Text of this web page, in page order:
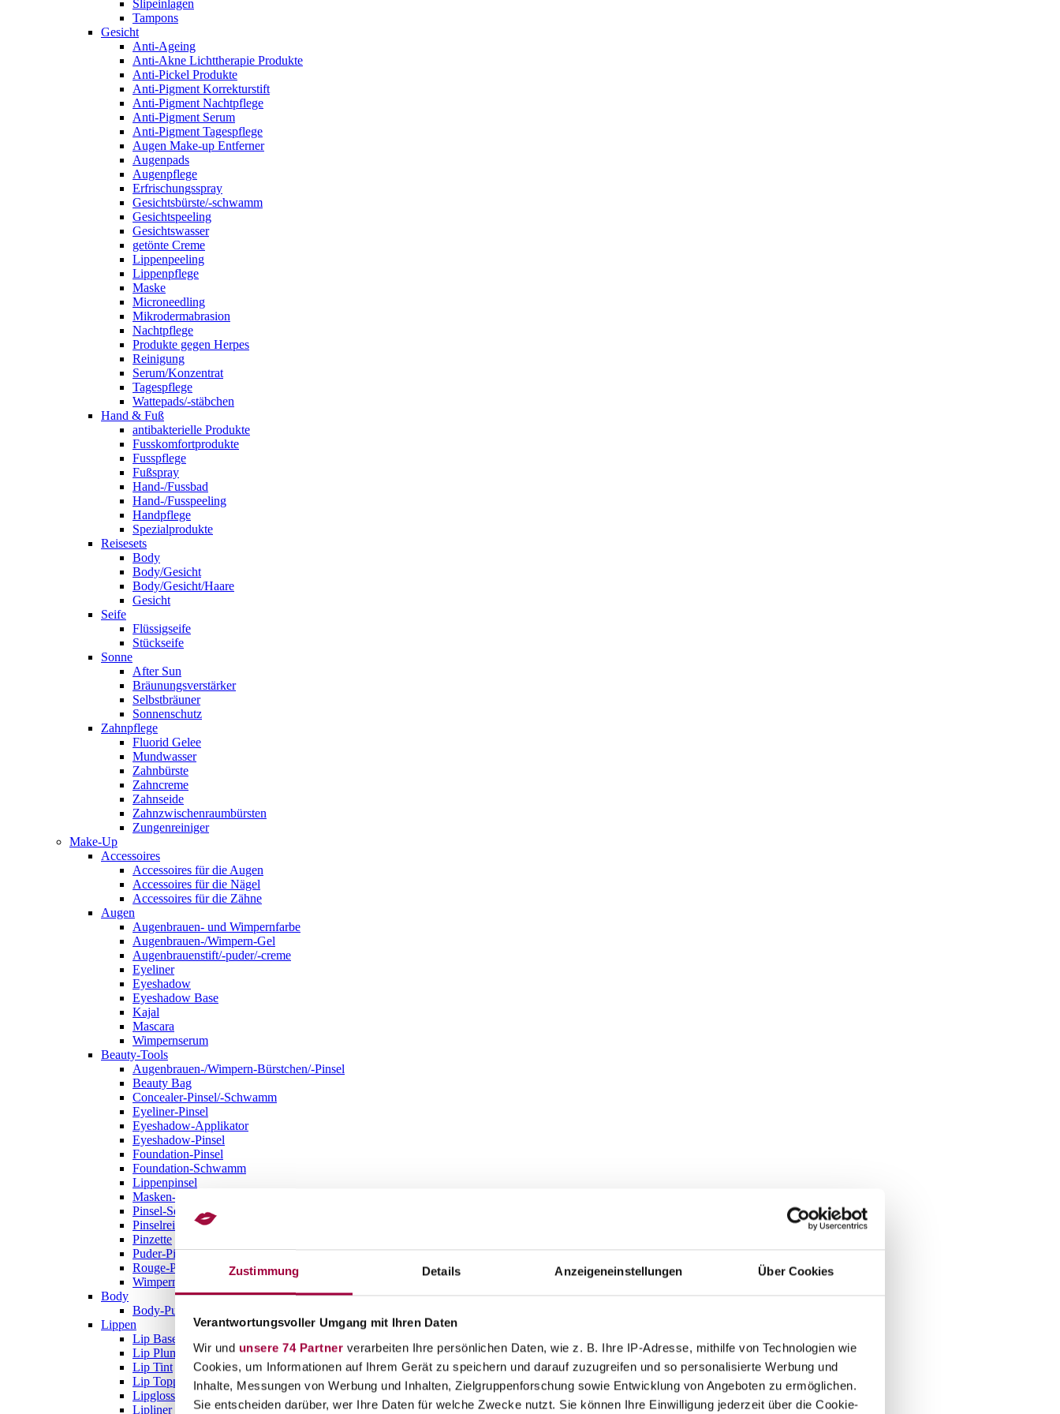
Zustimmung Details Anzeigeneinstellungen Über Cookies
Verantwortungsvoller Umgang mit Ihren Daten
Wir und unsere 74 Partner verarbeiten Ihre persönlichen Daten, wie z. B. Ihre IP-Adresse, mithilfe von Technologien wie
Cookies, um Informationen auf Ihrem Gerät zu speichern und darauf zuzugreifen und so personalisierte Werbung und
Inhalte, Messungen von Werbung und Inhalten, Zielgruppenforschung sowie Entwicklung von Angeboten zu ermöglichen.
Sie entscheiden darüber, wer Ihre Daten für welche Zwecke nutzt. Sie können Ihre Einwilligung jederzeit über die Cookie-
Slipeinlagen
Tampons
Gesicht
Anti-Ageing
Anti-Akne Lichttherapie Produkte
Anti-Pickel Produkte
Anti-Pigment Korrekturstift
Anti-Pigment Nachtpflege
Anti-Pigment Serum
Anti-Pigment Tagespflege
Augen Make-up Entferner
Augenpads
Augenpflege
Erfrischungsspray
Gesichtsbürste/-schwamm
Gesichtspeeling
Gesichtswasser
getönte Creme
Lippenpeeling
Lippenpflege
Maske
Microneedling
Mikrodermabrasion
Nachtpflege
Produkte gegen Herpes
Reinigung
Serum/Konzentrat
Tagespflege
Wattepads/-stäbchen
Hand & Fuß
antibakterielle Produkte
Fusskomfortprodukte
Fusspflege
Fußspray
Hand-/Fussbad
Hand-/Fusspeeling
Handpflege
Spezialprodukte
Reisesets
Body
Body/Gesicht
Body/Gesicht/Haare
Gesicht
Seife
Flüssigseife
Stückseife
Sonne
After Sun
Bräunungsverstärker
Selbstbräuner
Sonnenschutz
Zahnpflege
Fluorid Gelee
Mundwasser
Zahnbürste
Zahncreme
Zahnseide
Zahnzwischenraumbürsten
Zungenreiniger
Make-Up
Accessoires
Accessoires für die Augen
Accessoires für die Nägel
Accessoires für die Zähne
Augen
Augenbrauen- und Wimpernfarbe
Augenbrauen-/Wimpern-Gel
Augenbrauenstift/-puder/-creme
Eyeliner
Eyeshadow
Eyeshadow Base
Kajal
Mascara
Wimpernserum
Beauty-Tools
Augenbrauen-/Wimpern-Bürstchen/-Pinsel
Beauty Bag
Concealer-Pinsel/-Schwamm
Eyeliner-Pinsel
Eyeshadow-Applikator
Eyeshadow-Pinsel
Foundation-Pinsel
Foundation-Schwamm
Lippenpinsel
Masken-Pinsel
Pinsel-Set
Pinselreiniger
Pinzette
Puder-Pinsel
Rouge-Pinsel
Wimpernformer
Body
Body-Puder
Lippen
Lip Base
Lip Plumper
Lip Tint
Lip Topper
Lipgloss
Lipliner